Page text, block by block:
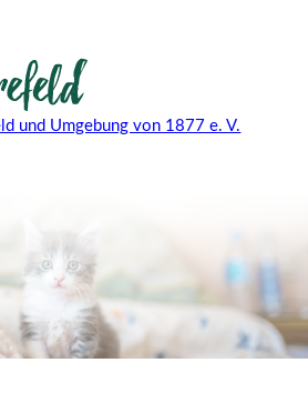
und Umgebung von 1877 e. V.